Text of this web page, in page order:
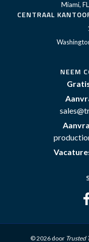
Miami,
CENTRAAL
NEEM
© 2026 door Trusted